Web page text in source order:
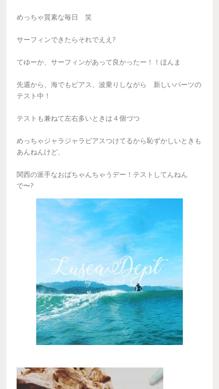
めっちゃ質素な毎日 笑
サーフィンできたらそれでええ?
てゆーか、サーフィンがあって良かったー！！ほんま
先週から、海でもピアス、波乗りしながら 新しいパーツの
テスト中！
テストも兼ねて左右多いときは４個づつ
めっちゃジャラジャラピアスつけてるから恥ずかしいときも
あんねんけど、
関西の派手なおばちゃんちゃうデー！テストしてんねん
で〜?